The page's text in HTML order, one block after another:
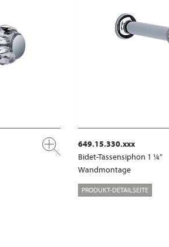
649.15.330.xxx
Bidet-Tassensiphon 1 ¼“
Wandmontage
PRODUKT-DETAILSEITE